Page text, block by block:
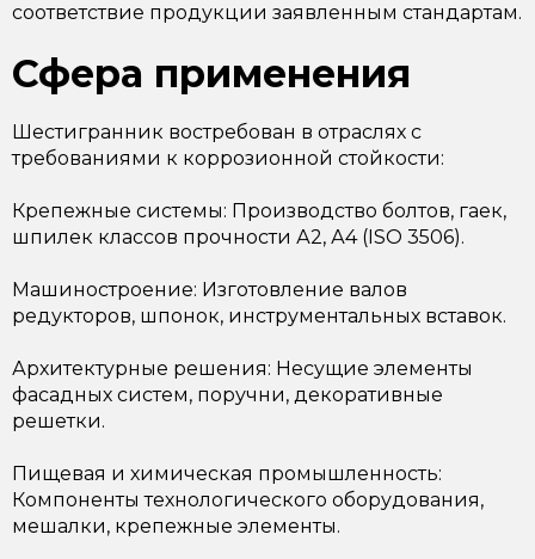
соответствие продукции заявленным стандартам.
Сфера применения
Шестигранник востребован в отраслях с
требованиями к коррозионной стойкости:
Крепежные системы: Производство болтов, гаек,
шпилек классов прочности А2, А4 (ISO 3506).
Машиностроение: Изготовление валов
редукторов, шпонок, инструментальных вставок.
Архитектурные решения: Несущие элементы
фасадных систем, поручни, декоративные
решетки.
Пищевая и химическая промышленность:
Компоненты технологического оборудования,
мешалки, крепежные элементы.